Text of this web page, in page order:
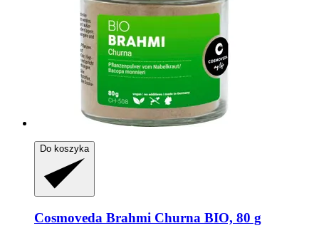
Do koszyka
Cosmoveda Brahmi Churna BIO, 80 g